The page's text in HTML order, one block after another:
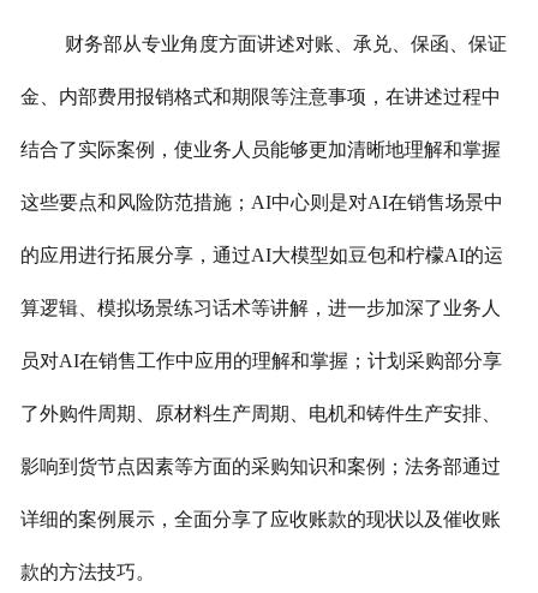
财务部从专业角度方面讲述对账、承兑、保函、保证
金、内部费用报销格式和期限等注意事项，在讲述过程中
结合了实际案例，使业务人员能够更加清晰地理解和掌握
这些要点和风险防范措施；AI中心则是对AI在销售场景中
的应用进行拓展分享，通过AI大模型如豆包和柠檬AI的运
算逻辑、模拟场景练习话术等讲解，进一步加深了业务人
员对AI在销售工作中应用的理解和掌握；计划采购部分享
了外购件周期、原材料生产周期、电机和铸件生产安排、
影响到货节点因素等方面的采购知识和案例；法务部通过
详细的案例展示，全面分享了应收账款的现状以及催收账
款的方法技巧。